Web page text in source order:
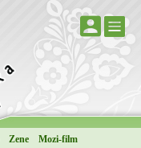
Zene
Mozi-film